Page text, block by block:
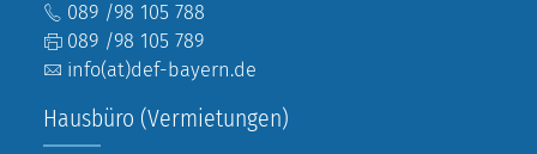
089 /98 105 788
089 /98 105 789
info(at)def-bayern.de
Hausbüro (Vermietungen)